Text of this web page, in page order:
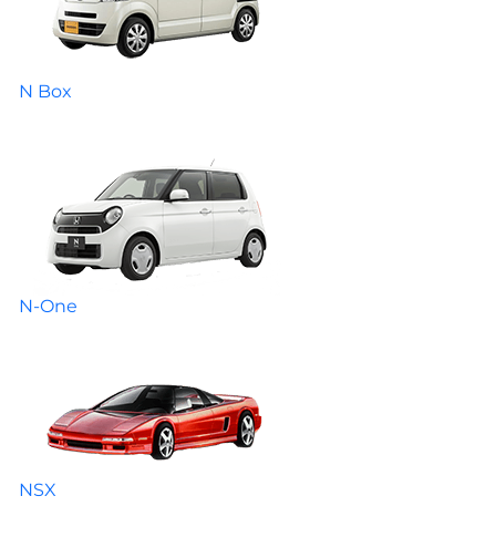
N Box
N-One
NSX